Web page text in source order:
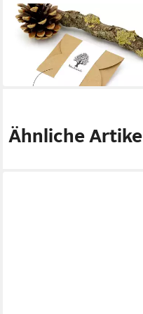
NATURSCHATULLE
Kette mit Anhänger Circle
Light Holzmedaillon
19,95 €
in 5-6 Werktagen bei dir
Ähnliche Artikel